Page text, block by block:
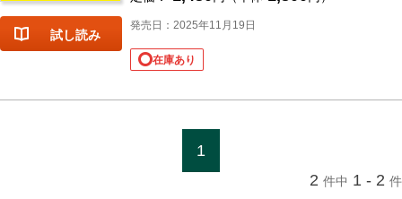
試し読み
発売日：2025年11月19日
在庫あり
1
2 件中 1 - 2 件